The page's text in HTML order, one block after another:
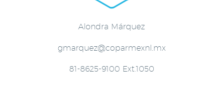
Alondra Márquez
gmarquez@coparmexnl.mx
81-8625-9100 Ext.1050